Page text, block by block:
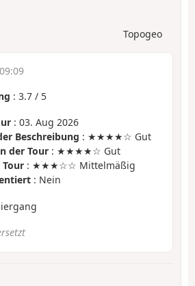
Topogeo
: 3.7 / 5
: 03. Aug 2026
Beschreibung : ★★★★☆ Gut
der Tour : ★★★★☆ Gut
: ★★★☆☆ Mittelmäßig
: Nein